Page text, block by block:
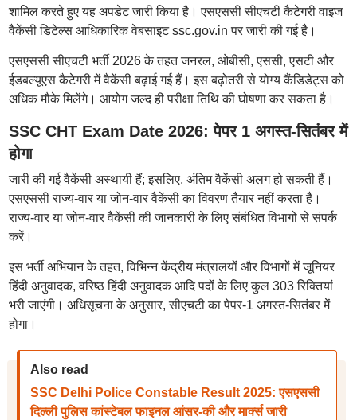
शामिल करते हुए यह अपडेट जारी किया है। एसएससी सीएचटी कैटेगरी वाइज
वैकेंसी डिटेल्स आधिकारिक वेबसाइट ssc.gov.in पर जारी की गई है।
एसएससी सीएचटी भर्ती 2026 के तहत जनरल, ओबीसी, एससी, एसटी और
ईडबल्यूएस कैटेगरी में वैकेंसी बढ़ाई गई हैं। इस बढ़ोतरी से योग्य कैंडिडेट्स को
अधिक मौके मिलेंगे। आयोग जल्द ही परीक्षा तिथि की घोषणा कर सकता है।
SSC CHT Exam Date 2026: पेपर 1 अगस्त-सितंबर में
होगा
जारी की गई वैकेंसी अस्थायी हैं; इसलिए, अंतिम वैकेंसी अलग हो सकती हैं।
एसएससी राज्य-वार या जोन-वार वैकेंसी का विवरण तैयार नहीं करता है।
राज्य-वार या जोन-वार वैकेंसी की जानकारी के लिए संबंधित विभागों से संपर्क
करें।
इस भर्ती अभियान के तहत, विभिन्न केंद्रीय मंत्रालयों और विभागों में जूनियर
हिंदी अनुवादक, वरिष्ठ हिंदी अनुवादक आदि पदों के लिए कुल 303 रिक्तियां
भरी जाएंगी। अधिसूचना के अनुसार, सीएचटी का पेपर-1 अगस्त-सितंबर में
होगा।
Also read
SSC Delhi Police Constable Result 2025: एसएससी
दिल्ली पुलिस कांस्टेबल फाइनल आंसर-की और मार्क्स जारी